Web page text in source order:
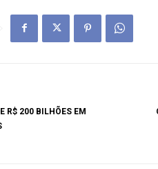
R$ 200 BILHÕES EM